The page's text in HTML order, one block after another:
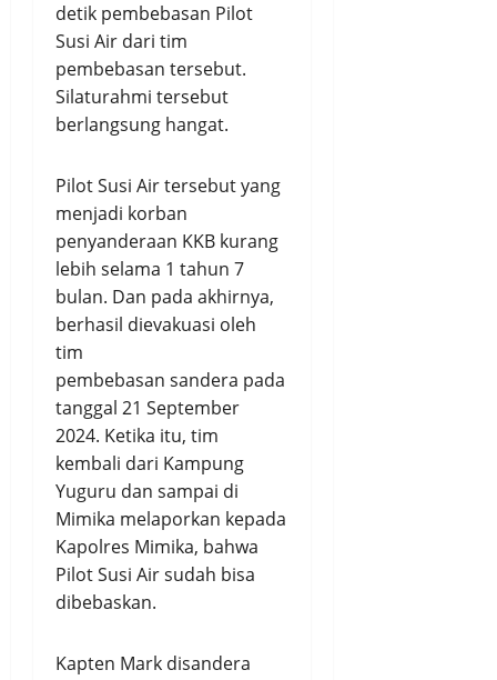
detik pembebasan Pilot
Susi Air dari tim
pembebasan tersebut.
Silaturahmi tersebut
berlangsung hangat.
Pilot Susi Air tersebut yang
menjadi korban
penyanderaan KKB kurang
lebih selama 1 tahun 7
bulan. Dan pada akhirnya,
berhasil dievakuasi oleh
tim
pembebasan sandera pada
tanggal 21 September
2024. Ketika itu, tim
kembali dari Kampung
Yuguru dan sampai di
Mimika melaporkan kepada
Kapolres Mimika, bahwa
Pilot Susi Air sudah bisa
dibebaskan.
Kapten Mark disandera